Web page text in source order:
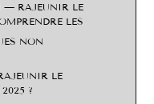
— RAJEUNIR LE
LES
NON
LE
?